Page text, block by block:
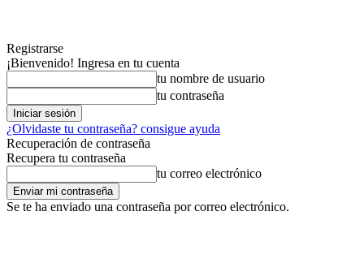
Registrarse
¡Bienvenido! Ingresa en tu cuenta
tu nombre de usuario
tu contraseña
¿Olvidaste tu contraseña? consigue ayuda
Recuperación de contraseña
Recupera tu contraseña
tu correo electrónico
Se te ha enviado una contraseña por correo electrónico.